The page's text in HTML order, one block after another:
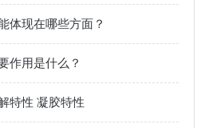
体现在哪些方面？
作用是什么？
特性 凝胶特性